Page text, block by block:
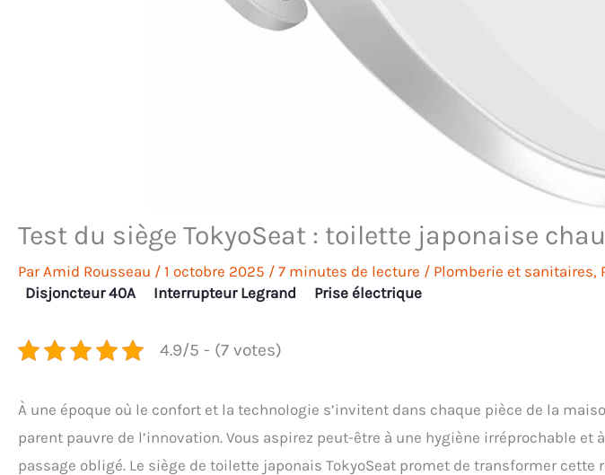
Test du siège TokyoSeat : toilette japonaise
ParAmid Rousseau / 1 octobre 2025 / 7 minutes de lecture / Plomberie et sanitaires,
Disjoncteur 40A
Interrupteur Legrand Prise électrique
4.9/5 - (7 votes)
À une époque où le confort et la technologie s’invitent dans chaque pièce de la
parent pauvre de l’innovation. Vous aspirez peut-être à une hygiène irréprochable et
passage obligé. Le siège de toilette japonais TokyoSeat promet de transformer cette